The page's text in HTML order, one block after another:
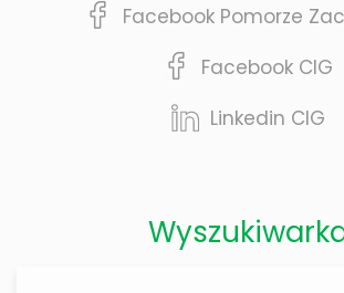
Facebook Pomorze
Facebook CIG
Linkedin CIG